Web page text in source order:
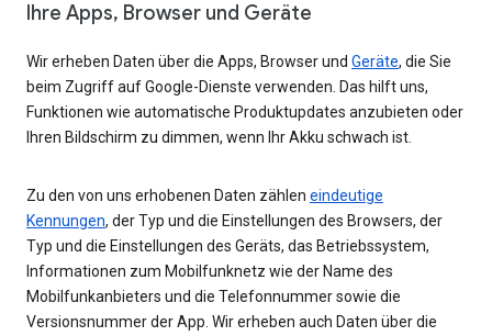
Ihre Apps, Browser und Geräte
Wir erheben Daten über die Apps, Browser und Geräte, die Sie
beim Zugriff auf Google-Dienste verwenden. Das hilft uns,
Funktionen wie automatische Produktupdates anzubieten oder
Ihren Bildschirm zu dimmen, wenn Ihr Akku schwach ist.
Zu den von uns erhobenen Daten zählen eindeutige
Kennungen, der Typ und die Einstellungen des Browsers, der
Typ und die Einstellungen des Geräts, das Betriebssystem,
Informationen zum Mobilfunknetz wie der Name des
Mobilfunkanbieters und die Telefonnummer sowie die
Versionsnummer der App. Wir erheben auch Daten über die